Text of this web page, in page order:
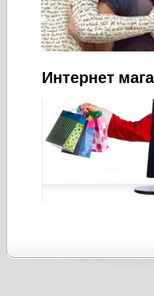
Интернет